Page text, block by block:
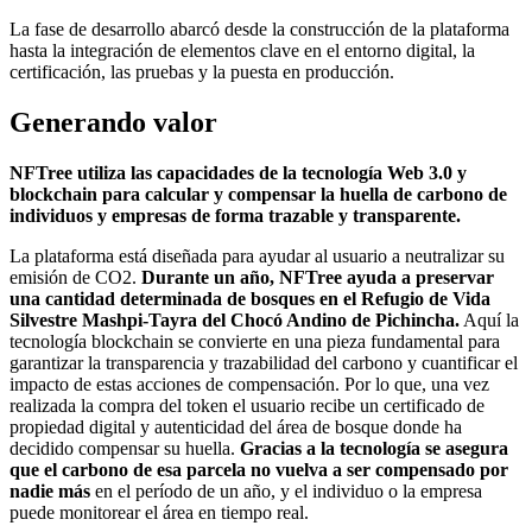
La fase de desarrollo abarcó desde la construcción de la plataforma
hasta la integración de elementos clave en el entorno digital, la
certificación, las pruebas y la puesta en producción.
Generando valor
NFTree utiliza las capacidades de la tecnología Web 3.0 y
blockchain para calcular y compensar la huella de carbono de
individuos y empresas de forma trazable y transparente.
La plataforma está diseñada para ayudar al usuario a neutralizar su
emisión de CO2. Durante un año, NFTree ayuda a preservar
una cantidad determinada de bosques en el Refugio de Vida
Silvestre Mashpi-Tayra del Chocó Andino de Pichincha. Aquí la
tecnología blockchain se convierte en una pieza fundamental para
garantizar la transparencia y trazabilidad del carbono y cuantificar el
impacto de estas acciones de compensación. Por lo que, una vez
realizada la compra del token el usuario recibe un certificado de
propiedad digital y autenticidad del área de bosque donde ha
decidido compensar su huella. Gracias a la tecnología se asegura
que el carbono de esa parcela no vuelva a ser compensado por
nadie más en el período de un año, y el individuo o la empresa
puede monitorear el área en tiempo real.